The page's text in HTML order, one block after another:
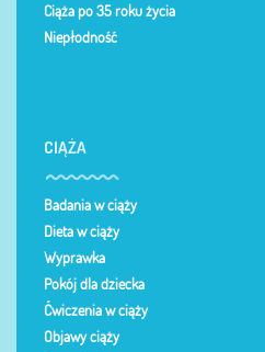
Ciąża po 35 roku życia
Niepłodność
CIĄŻA
Badania w ciąży
Dieta w ciąży
Wyprawka
Pokój dla dziecka
Ćwiczenia w ciąży
Objawy ciąży